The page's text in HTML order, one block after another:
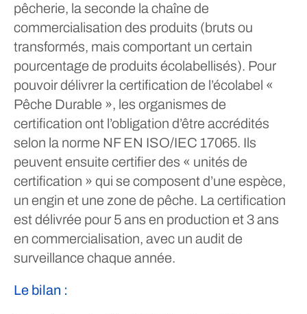
pêcherie, la seconde la chaîne de
commercialisation des produits (bruts ou
transformés, mais comportant un certain
pourcentage de produits écolabellisés). Pour
pouvoir délivrer la certification de l’écolabel «
Pêche Durable », les organismes de
certification ont l’obligation d’être accrédités
selon la norme NF EN ISO/IEC 17065. Ils
peuvent ensuite certifier des « unités de
certification » qui se composent d’une espèce,
un engin et une zone de pêche. La certification
est délivrée pour 5 ans en production et 3 ans
en commercialisation, avec un audit de
surveillance chaque année.
Le bilan :